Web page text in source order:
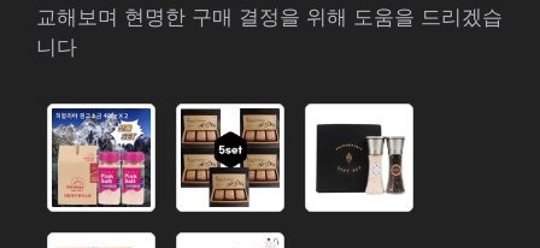
교해보며 현명한 구매 결정을 위해 도움을 드리겠습
니다